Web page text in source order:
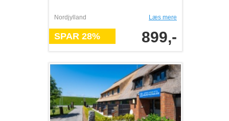
Nordjylland Læs mere
SPAR 28% 899,-